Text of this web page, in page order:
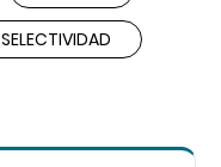
SELECTIVIDAD